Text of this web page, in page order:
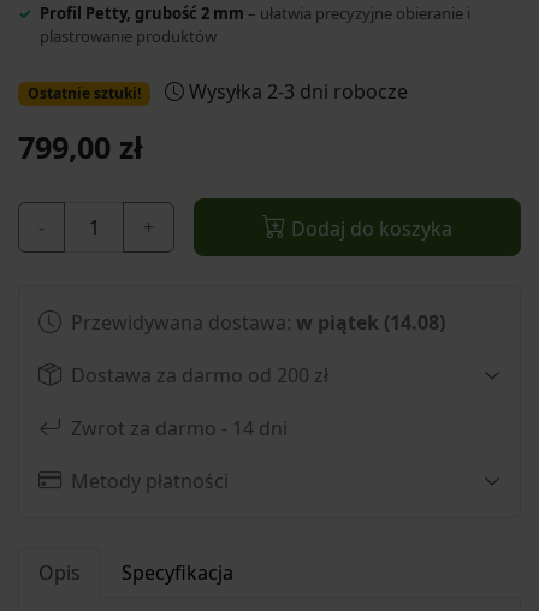
Profil Petty, grubość 2 mm – ułatwia precyzyjne obieranie i
plastrowanie produktów
Ostatnie sztuki! Wysyłka 2-3 dni robocze
799,00 zł
- + Dodaj do koszyka
Przewidywana dostawa: w piątek (14.08)
Dostawa za darmo od 200 zł
Zwrot za darmo - 14 dni
Metody płatności
Opis Specyfikacja